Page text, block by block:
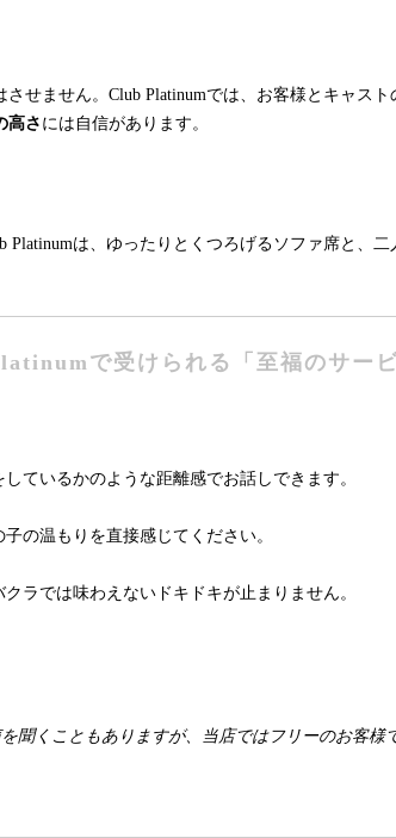
せません。Club Platinumでは、お客様とキャス
高さ には自信があります。
は、ゆったりとくつろげるソファ席と、
で受けられる「至福のサービ
ているかのような距離感でお話しできます。
の温もりを直接感じてください。
ラでは味わえないドキドキが止まりません。
聞くこともありますが、当店ではフリーのお客